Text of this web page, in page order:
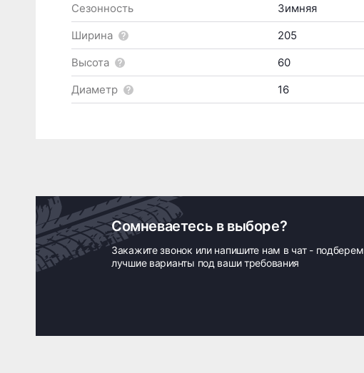
Сезонность
Зимняя
Ширина
205
Высота
60
Диаметр
16
Сомневаетесь в выборе?
Закажите звонок или напишите нам в чат - подберем
лучшие варианты под ваши требования